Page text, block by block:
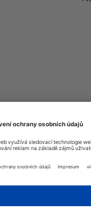
vrcholem,
je neustále
skelná
hlavě.
„open“